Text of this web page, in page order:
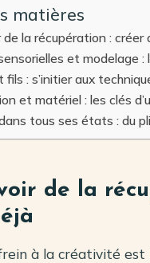
matières
de la récupération : créer
et modelage
fils : s’initier aux
et matériel : les clés
tous ses états : du
de la
à la créativité